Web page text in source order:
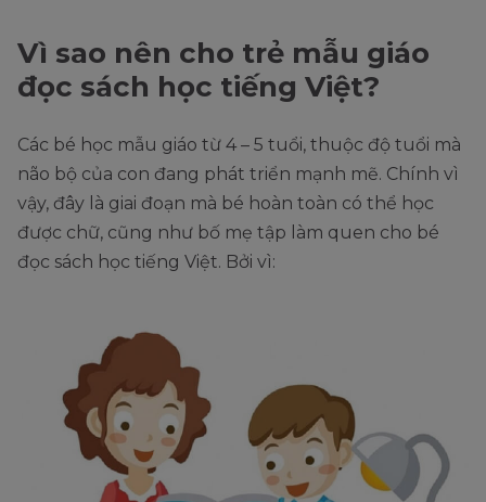
Vì sao nên cho trẻ mẫu giáo
đọc sách học tiếng Việt?
Các bé học mẫu giáo từ 4 – 5 tuổi, thuộc độ tuổi mà
não bộ của con đang phát triển mạnh mẽ. Chính vì
vậy, đây là giai đoạn mà bé hoàn toàn có thể học
được chữ, cũng như bố mẹ tập làm quen cho bé
đọc sách học tiếng Việt. Bởi vì: